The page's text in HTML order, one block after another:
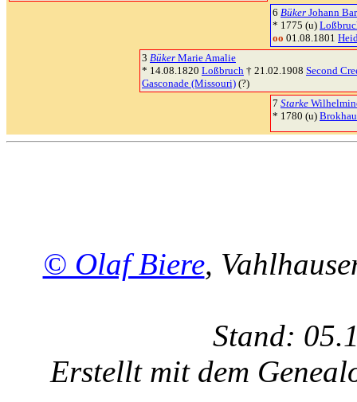
6 Büker Johann
* 1775 (u)
oo 01.08.1801
3 Büker Marie Amalie
* 14.08.1820 Loßbruch † 21.02.1908 Second
Gasconade (Missouri) (?)
7 Starke
* 1780 (u)
© Olaf Biere,
Stand:
Erstellt mit dem